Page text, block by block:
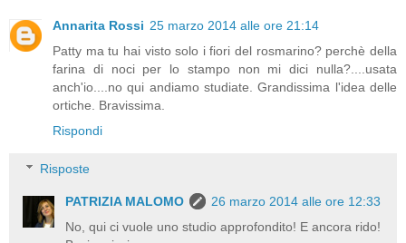
Annarita Rossi 25 marzo 2014 alle ore 21:14
Patty ma tu hai visto solo i fiori del rosmarino? perchè della
farina di noci per lo stampo non mi dici nulla?....usata
anch'io....no qui andiamo studiate. Grandissima l'idea delle
ortiche. Bravissima.
Rispondi
Risposte
PATRIZIA MALOMO
26 marzo 2014 alle ore 12:33
No, qui ci vuole uno studio approfondito! E ancora rido!